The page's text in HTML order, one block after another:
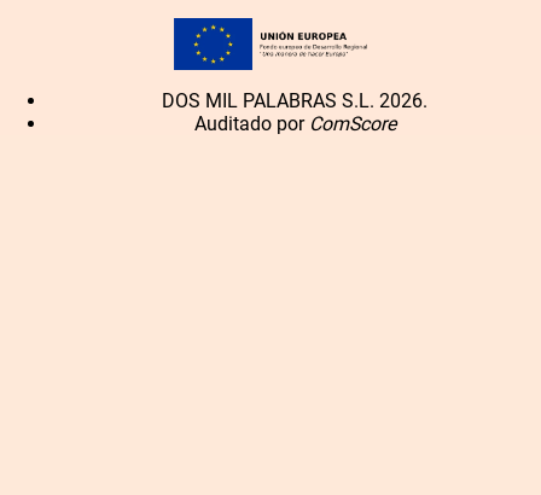
DOS MIL PALABRAS S.L. 2026.
Auditado por ComScore